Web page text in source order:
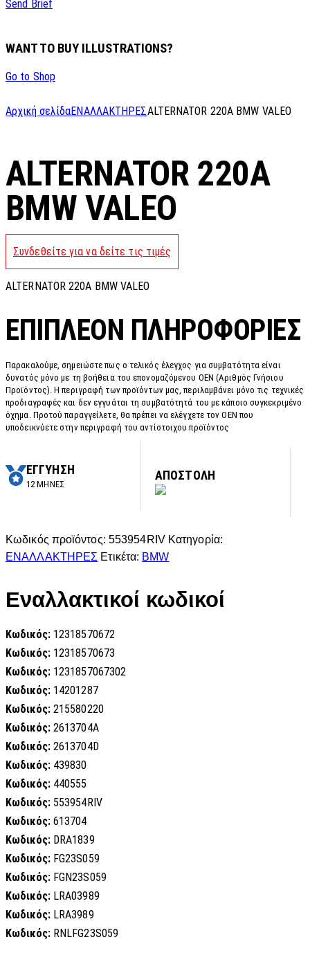
Send Brief
WANT TO BUY ILLUSTRATIONS?
Go to Shop
Αρχική σελίδαΕΝΑΛΛΑΚΤΗΡΕΣALTERNATOR 220A BMW VALEO
ALTERNATOR 220A
BMW VALEO
Συνδεθείτε για να δείτε τις τιμές
ALTERNATOR 220A BMW VALEO
ΕΠΙΠΛΈΟΝ ΠΛΗΡΟΦΟΡΊΕΣ
Παρακαλούμε, σημειώστε πως ο τελικός έλεγχος για συμβατότητα είναι
δυνατός μόνο με τη βοήθεια του επονομαζόμενου OEN (Αριθμός Γνήσιου
Προϊόντος). Η περιγραφή των προϊόντων μας, περιλαμβάνει μόνο τις τεχνικές
προδιαγραφές και δεν εγγυάται τη συμβατότητά του με κάποιο συγκεκριμένο
όχημα. Προτού παραγγείλετε, θα πρέπει να ελέγχετε τον OEN που
υποδεικνύετε στην περιγραφή του αντίστοιχου προϊόντος
ΕΓΓΥΗΣΗ
12 ΜΗΝΕΣ
ΑΠΟΣΤΟΛΗ
Κωδικός προϊόντος: 553954RIV Κατηγορία:
ΕΝΑΛΛΑΚΤΗΡΕΣ Ετικέτα: BMW
Εναλλακτικοί κωδικοί
Κωδικός: 12318570672
Κωδικός: 12318570673
Κωδικός: 1231857067302
Κωδικός: 14201287
Κωδικός: 215580220
Κωδικός: 2613704A
Κωδικός: 2613704D
Κωδικός: 439830
Κωδικός: 440555
Κωδικός: 553954RIV
Κωδικός: 613704
Κωδικός: DRA1839
Κωδικός: FG23S059
Κωδικός: FGN23S059
Κωδικός: LRA03989
Κωδικός: LRA3989
Κωδικός: RNLFG23S059